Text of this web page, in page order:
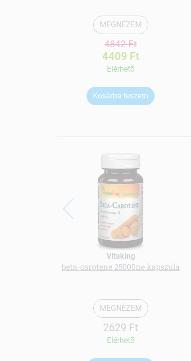
MEGNÉZEM
4842 Ft
4409 Ft
Elérhetõ
Kosárba teszem
Vitaking
beta-carotene 25000ne kapszula
MEGNÉZEM
2629 Ft
Elérhetõ